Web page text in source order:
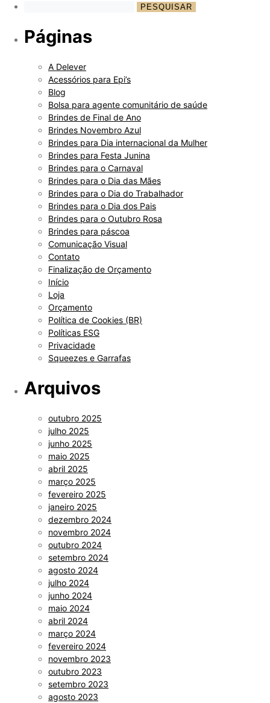
Páginas
A Delever
Acessórios para Epi’s
Blog
Bolsa para agente comunitário de saúde
Brindes de Final de Ano
Brindes Novembro Azul
Brindes para Dia internacional da Mulher
Brindes para Festa Junina
Brindes para o Carnaval
Brindes para o Dia das Mães
Brindes para o Dia do Trabalhador
Brindes para o Dia dos Pais
Brindes para o Outubro Rosa
Brindes para páscoa
Comunicação Visual
Contato
Finalização de Orçamento
Início
Loja
Orçamento
Política de Cookies (BR)
Políticas ESG
Privacidade
Squeezes e Garrafas
Arquivos
outubro 2025
julho 2025
junho 2025
maio 2025
abril 2025
março 2025
fevereiro 2025
janeiro 2025
dezembro 2024
novembro 2024
outubro 2024
setembro 2024
agosto 2024
julho 2024
junho 2024
maio 2024
abril 2024
março 2024
fevereiro 2024
novembro 2023
outubro 2023
setembro 2023
agosto 2023